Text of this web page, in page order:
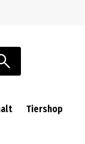
Tiershop